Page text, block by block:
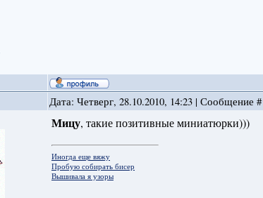
Дата: Четверг, 28.10.2010, 14:23 | Сообщение #
Мицу, такие позитивные миниатюрки)))
Иногда еще вяжу
Пробую собирать бисер
Вышивала я узоры